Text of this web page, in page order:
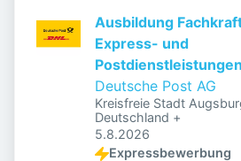
Ausbildung
Express- und
Deutsche Post AG
Kreisfreie Stadt
Deutschland +
Veröffentlicht
5.8.2026
Expressbewerbung